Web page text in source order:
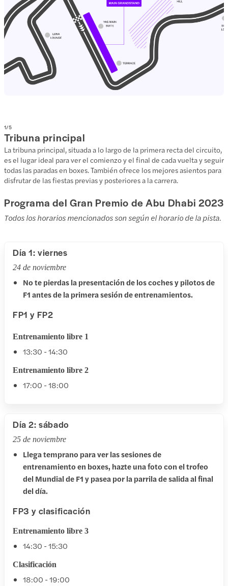
1/5
Tribuna principal
La tribuna principal, situada a lo largo de la primera recta del circuito,
es el lugar ideal para ver el comienzo y el final de cada vuelta y seguir
todas las paradas en boxes. También ofrece los mejores asientos para
disfrutar de las fiestas previas y posteriores a la carrera.
Programa del Gran Premio de Abu Dhabi 2023
Todos los horarios mencionados son según el horario de la pista.
Día 1: viernes
24 de noviembre
No te pierdas la presentación de los coches y pilotos de
F1 antes de la primera sesión de entrenamientos.
FP1 y FP2
Entrenamiento libre 1
13:30 - 14:30
Entrenamiento libre 2
17:00 - 18:00
Día 2: sábado
25 de noviembre
Llega temprano para ver las sesiones de
entrenamiento en boxes, hazte una foto con el trofeo
del Mundial de F1 y pasea por la parrila de salida al final
del día.
FP3 y clasificación
Entrenamiento libre 3
14:30 - 15:30
Clasificación
18:00 - 19:00